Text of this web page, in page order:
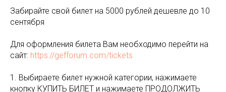
Забирайте свой билет на 5000 рублей дешевле до 10
сентября
Для оформления билета Вам необходимо перейти на
сайт: https://gefforum.com/tickets
1. Выбираете билет нужной категории, нажимаете
кнопку КУПИТЬ БИЛЕТ и нажимаете ПРОДОЛЖИТЬ